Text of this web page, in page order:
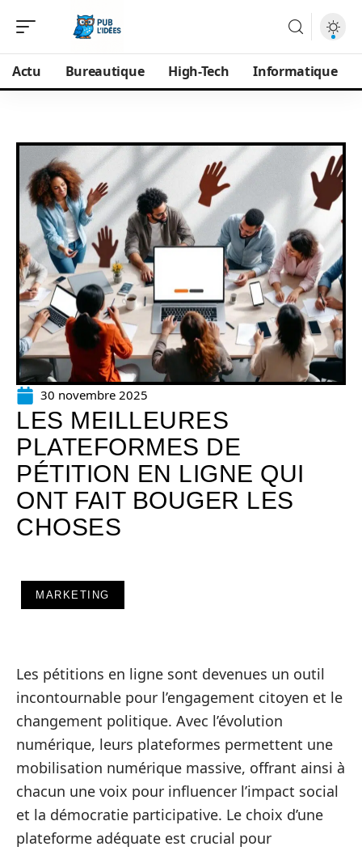
Actu Bureautique High-Tech Informatique
30 novembre 2025
LES MEILLEURES
PLATEFORMES DE
PÉTITION EN LIGNE QUI
ONT FAIT BOUGER LES
CHOSES
MARKETING
Les pétitions en ligne sont devenues un outil
incontournable pour l’engagement citoyen et le
changement politique. Avec l’évolution
numérique, leurs plateformes permettent une
mobilisation numérique massive, offrant ainsi à
chacun une voix pour influencer l’impact social
et la démocratie participative. Le choix d’une
plateforme adéquate est crucial pour